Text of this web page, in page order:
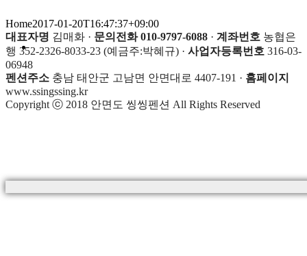
Home2017-01-20T16:47:37+09:00
대표자명 김매화 · 문의전화 010-9797-6088 · 계좌번호 농협은
행 352-2326-8033-23 (예금주:박혜규) · 사업자등록번호 316-03-
06948
펜션주소 충남 태안군 고남면 안면대로 4407-191 · 홈페이지
www.ssingssing.kr
Copyright ⓒ 2018 안면도 씽씽펜션 All Rights Reserved